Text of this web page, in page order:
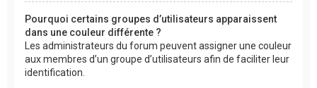
Pourquoi certains groupes d’utilisateurs apparaissent
dans une couleur différente ?
Les administrateurs du forum peuvent assigner une couleur
aux membres d’un groupe d’utilisateurs afin de faciliter leur
identification.